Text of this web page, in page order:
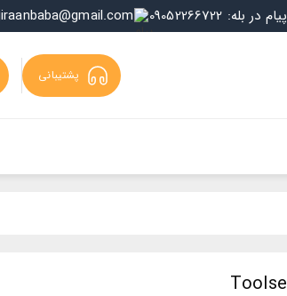
iraanbaba@gmail.com پیام در بله: 09052266722
پشتیبانی